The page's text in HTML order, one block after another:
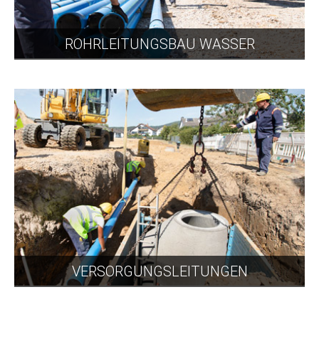
ROHRLEITUNGSBAU WASSER
VERSORGUNGSLEITUNGEN